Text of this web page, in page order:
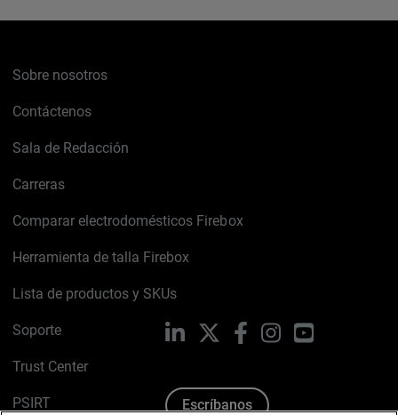
Sobre nosotros
Contáctenos
Sala de Redacción
Carreras
Comparar electrodomésticos Firebox
Herramienta de talla Firebox
Lista de productos y SKUs
Soporte
Trust Center
PSIRT
LinkedIn FacebookInstagramYouTube
Escríbanos